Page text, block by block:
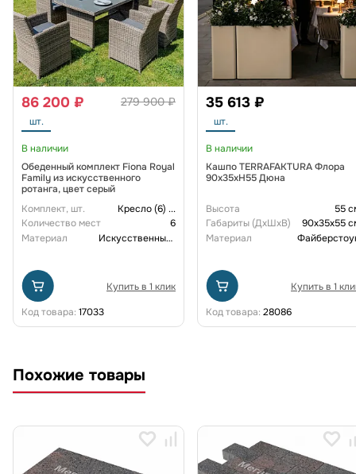
279 900 ₽
86 200 ₽
шт.
В наличии
Обеденный комплект Fiona Royal
Family из искусственного
ротанга, цвет серый
Комплект, шт.
Кресло (6) ...
Количество мест
6
Материал
Искусственный ротанг
Купить в 1 клик
Код товара: 17033
35 613 ₽
шт.
В наличии
Кашпо TERRAFAKTURA Флора
90x35xH55 Дюна
Высота
55
Габариты (ДxШxВ)
90x35x55
Материал
Купить в 1
Код товара: 28086
Похожие товары